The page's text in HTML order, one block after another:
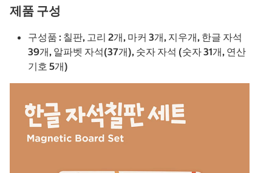
제품 구성
구성품 : 칠판, 고리 2개, 마커 3개, 지우개, 한글 자석
39개, 알파벳 자석(37개), 숫자 자석 (숫자 31개, 연산
기호 5개)